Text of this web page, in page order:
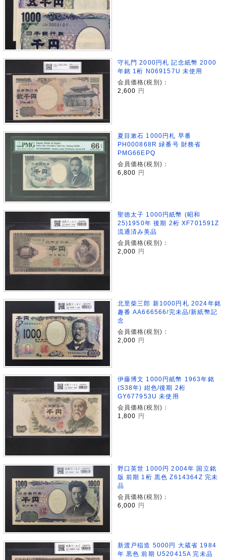
守礼門 2000円札 記念紙幣 2000
年銘 1桁 N069157U 未使用
会員価格(税別)：
2,600 円
夏目漱石 1000円札 早番
PH000868R 緑番号 財務省
PMG66EPQ
会員価格(税別)：
6,800 円
聖徳太子 1000円紙幣 (昭和
25)1950年 後期 2桁 XF701591Z
流通済み美品
会員価格(税別)：
2,000 円
北里柴三郎 新1000円札 2024年銘
趣番 AA666566/完未品/新紙幣記
念
会員価格(税別)：
2,000
円
伊藤博文 1000円紙幣 1963年銘
(S38年) 紺色/後期 2桁
GY677953U 未使用
会員価格(税別)：
1,800
円
野口英世 1000円 2004年 国立銘
版 前期 1桁 黒色 Z614364Z 完未
品
会員価格(税別)：
6,000 円
新渡戸稲造 5000円 大蔵省 1984
年 黒色 前期 U520415A 完未品